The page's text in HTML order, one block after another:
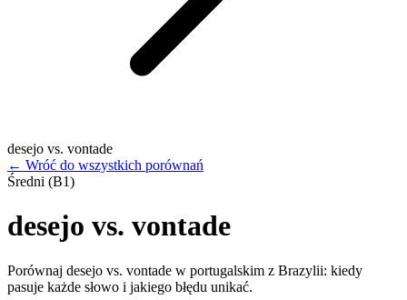
desejo vs. vontade
← Wróć do wszystkich porównań
Średni (B1)
desejo vs. vontade
Porównaj desejo vs. vontade w portugalskim z Brazylii: kiedy
pasuje każde słowo i jakiego błędu unikać.